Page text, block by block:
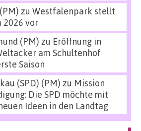
zu Westfalenpark stellt
2026 vor
(PM) zu Eröffnung in
am Schultenhof
Saison
(SPD) (PM) zu Mission
Die SPD möchte mit
Ideen in den Landtag